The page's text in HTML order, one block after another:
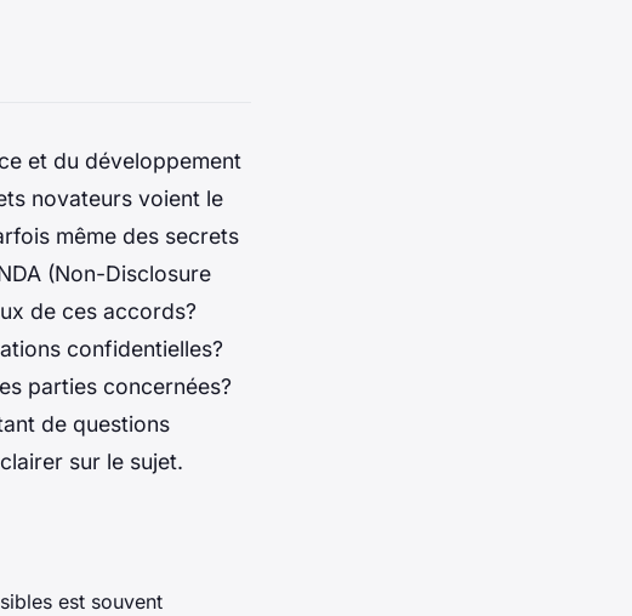
et du développement
novateurs voient le
même des secrets
(Non-Disclosure
de ces accords?
confidentielles?
parties concernées?
de questions
sur le sujet.
est souvent